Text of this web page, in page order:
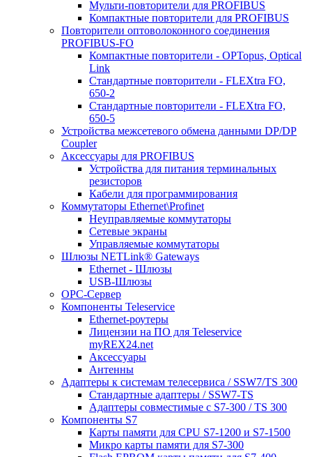
Мульти-повторители для PROFIBUS
Компактные повторители для PROFIBUS
Повторители оптоволоконного соединения
PROFIBUS-FO
Компактные повторители - OPTopus, Optical
Link
Стандартные повторители - FLEXtra FO,
650-2
Стандартные повторители - FLEXtra FO,
650-5
Устройства межсетевого обмена данными DP/DP
Coupler
Аксессуары для PROFIBUS
Устройства для питания терминальных
резисторов
Кабели для программирования
Коммутаторы Ethernet\Profinet
Неуправляемые коммутаторы
Сетевые экраны
Управляемые коммутаторы
Шлюзы NETLink® Gateways
Ethernet - Шлюзы
USB-Шлюзы
ОРС-Сервер
Компоненты Teleservice
Ethernet-роутеры
Лицензии на ПО для Teleservice
myREX24.net
Аксессуары
Антенны
Адаптеры к системам телесервиса / SSW7/TS 300
Стандартные адаптеры / SSW7-TS
Адаптеры совместимые с S7-300 / TS 300
Компоненты S7
Карты памяти для CPU S7-1200 и S7-1500
Микро карты памяти для S7-300